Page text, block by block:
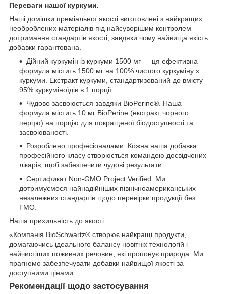
Переваги нашої куркуми.
Наші домішки преміальної якості виготовлені з найкращих
необроблених матеріалів під найсуворішим контролем
дотримання стандартів якості, завдяки чому найвища якість
добавки гарантована.
Дійний куркумін із куркуми 1500 мг — ця ефективна
формула містить 1500 мг на 100% чистого куркуміну з
куркуми. Екстракт куркуми, стандартизований до вмісту
95% куркуміноїдів в 1 порції.
Чудово засвоюється завдяки BioPerine®. Наша
формула містить 10 мг BioPerine (екстракт чорного
перцю) на порцію для покращеної біодоступності та
засвоюваності.
Розроблено професіоналами. Кожна наша добавка
професійного класу створюється командою досвідчених
лікарів, щоб забезпечити чудові результати.
Сертификат Non-GMO Project Verified. Ми
дотримуємося найнадійніших північноамериканських
незалежних стандартів щодо перевірки продукції без
ГМО.
Наша прихильність до якості
«Компанія BioSchwartz® створює найкращі продукти,
домагаючись ідеального балансу новітніх технологій і
найчистіших поживних речовин, які пропонує природа. Ми
прагнемо забезпечувати добавки найвищої якості за
доступними цінами.
Рекомендації щодо застосування